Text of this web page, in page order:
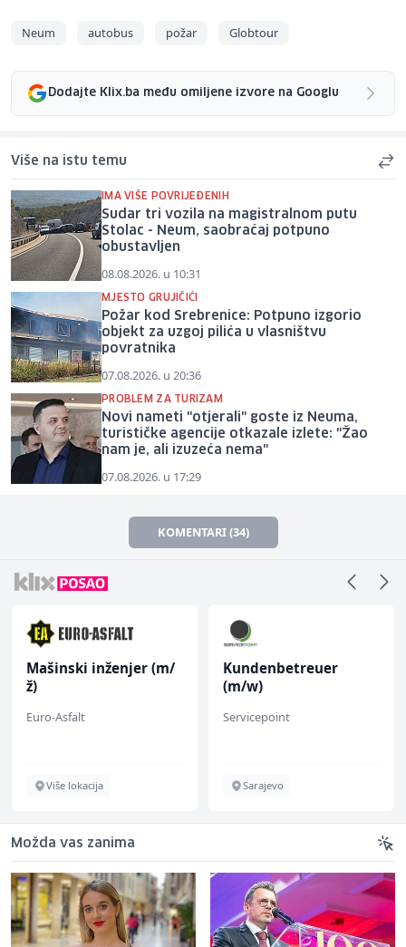
Neum autobus požar Globtour
Dodajte Klix.ba među omiljene izvore na Googlu
Više na istu temu
IMA VIŠE POVRIJEĐENIH
Sudar tri vozila na magistralnom putu
Stolac - Neum, saobraćaj potpuno
obustavljen
08.08.2026. u 10:31
MJESTO GRUJIČIĆI
Požar kod Srebrenice: Potpuno izgorio
objekt za uzgoj pilića u vlasništvu
povratnika
07.08.2026. u 20:36
PROBLEM ZA TURIZAM
Novi nameti "otjerali" goste iz Neuma,
turističke agencije otkazale izlete: "Žao
nam je, ali izuzeća nema"
07.08.2026. u 17:29
KOMENTARI (34)
Mašinski inženjer (m/
ž)
Euro-Asfalt
Više lokacija
Kundenbetreuer
(m/w)
Servicepoint
Sarajevo
Možda vas zanima